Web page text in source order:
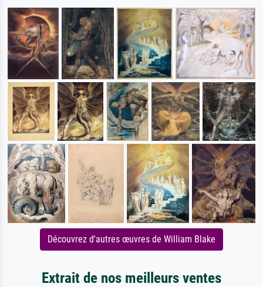
Découvrez d'autres œuvres de William Blake
Extrait de nos meilleurs ventes